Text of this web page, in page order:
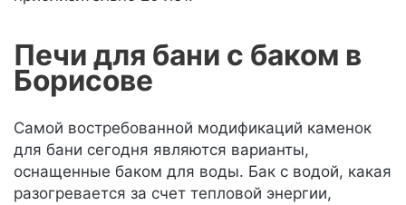
Печи для бани с баком в
Борисове
Самой востребованной модификаций каменок
для бани сегодня являются варианты,
оснащенные баком для воды. Бак с водой, какая
разогревается за счет тепловой энергии,